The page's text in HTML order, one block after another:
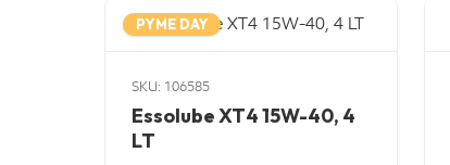
PYME DAY
SKU: 106585
Essolube XT4 15W-40, 4
LT